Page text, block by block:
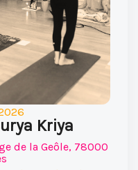
Kriya
de la Geôle, 78000